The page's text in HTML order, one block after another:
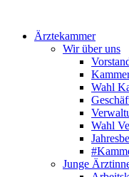
Ärztekammer
Wir über uns
Wahl
Wahl
Junge